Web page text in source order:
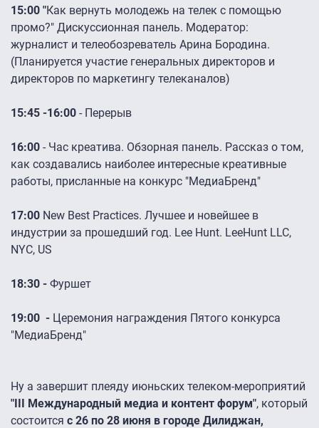
15:00 "Как вернуть молодежь на телек с помощью
промо?" Дискуссионная панель. Модератор:
журналист и телеобозреватель Арина Бородина.
(Планируется участие генеральных директоров и
директоров по маркетингу телеканалов)
15:45 -16:00 - Перерыв
16:00 - Час креатива. Обзорная панель. Рассказ о том,
как создавались наиболее интересные креативные
работы, присланные на конкурс "МедиаБренд"
17:00 New Best Practices. Лучшее и новейшее в
индустрии за прошедший год. Lee Hunt. LeeHunt LLC,
NYC, US
18:30 - Фуршет
19:00 - Церемония награждения Пятого конкурса
"МедиаБренд"
Ну а завершит плеяду июньских телеком-мероприятий
"III Международный медиа и контент форум", который
состоится с 26 по 28 июня в городе Дилиджан,